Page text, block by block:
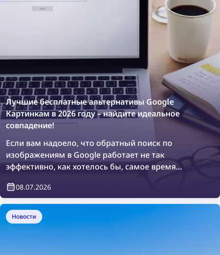
Лучшие бесплатные альтернативы Google
Картинкам в 2026 году – найдите идеальное
совпадение!
Если вам надоело, что обратный поиск по
изображениям в Google работает не так
эффективно, как хотелось бы, самое время
идеальное совпадение изображения с помощью
лучших бесплатных инструментов для поиска
изображений в 2026 году!
08.07.2026
Новости